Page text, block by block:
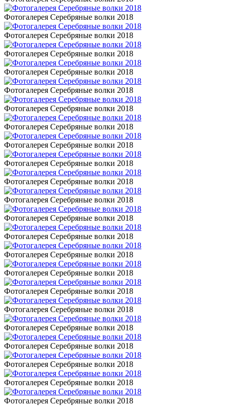
Фотогалерея Серебряные волки 2018
Фотогалерея Серебряные волки 2018
Фотогалерея Серебряные волки 2018
Фотогалерея Серебряные волки 2018
Фотогалерея Серебряные волки 2018
Фотогалерея Серебряные волки 2018
Фотогалерея Серебряные волки 2018
Фотогалерея Серебряные волки 2018
Фотогалерея Серебряные волки 2018
Фотогалерея Серебряные волки 2018
Фотогалерея Серебряные волки 2018
Фотогалерея Серебряные волки 2018
Фотогалерея Серебряные волки 2018
Фотогалерея Серебряные волки 2018
Фотогалерея Серебряные волки 2018
Фотогалерея Серебряные волки 2018
Фотогалерея Серебряные волки 2018
Фотогалерея Серебряные волки 2018
Фотогалерея Серебряные волки 2018
Фотогалерея Серебряные волки 2018
Фотогалерея Серебряные волки 2018
Фотогалерея Серебряные волки 2018